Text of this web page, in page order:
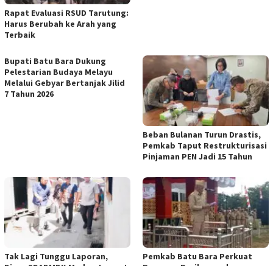
Rapat Evaluasi RSUD Tarutung:
Harus Berubah ke Arah yang
Terbaik
Bupati Batu Bara Dukung
Pelestarian Budaya Melayu
Melalui Gebyar Bertanjak Jilid
7 Tahun 2026
Beban Bulanan Turun Drastis,
Pemkab Taput Restrukturisasi
Pinjaman PEN Jadi 15 Tahun‎
Tak Lagi Tunggu Laporan,
Pemkab Batu Bara Perkuat